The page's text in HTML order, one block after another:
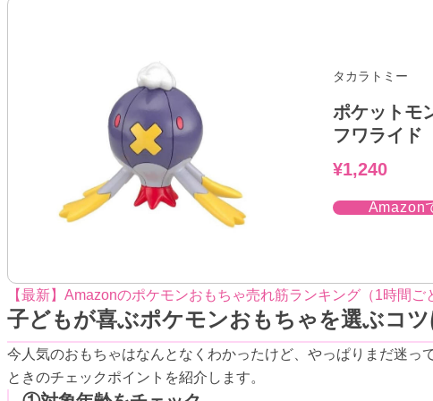
タカラトミー
ポケットモ
フワライド
¥1,240
Amazon
【最新】Amazonのポケモンおもちゃ売れ筋ランキング（1時間ご
子どもが喜ぶポケモンおもちゃを選ぶコツ
今人気のおもちゃはなんとなくわかったけど、やっぱりまだ迷
ときのチェックポイントを紹介します。